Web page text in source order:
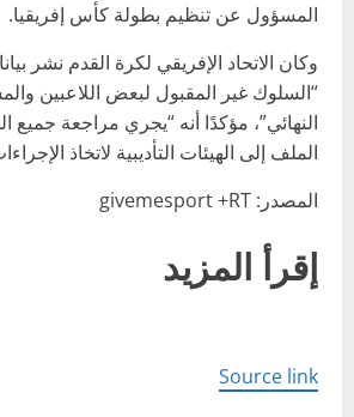
المسؤول عن تنظيم بطولة كأس إفريقيا.
وكان الاتحاد الإفريقي لكرة القدم نشر
“السلوك غير المقبول لبعض اللاعبين
النهائي”، مؤكدًا أنه “يجري مراجعة
الملف إلى الهيئات التأديبية لاتخاذ
المصدر: givemesport +RT
إقرأ المزيد
Source link